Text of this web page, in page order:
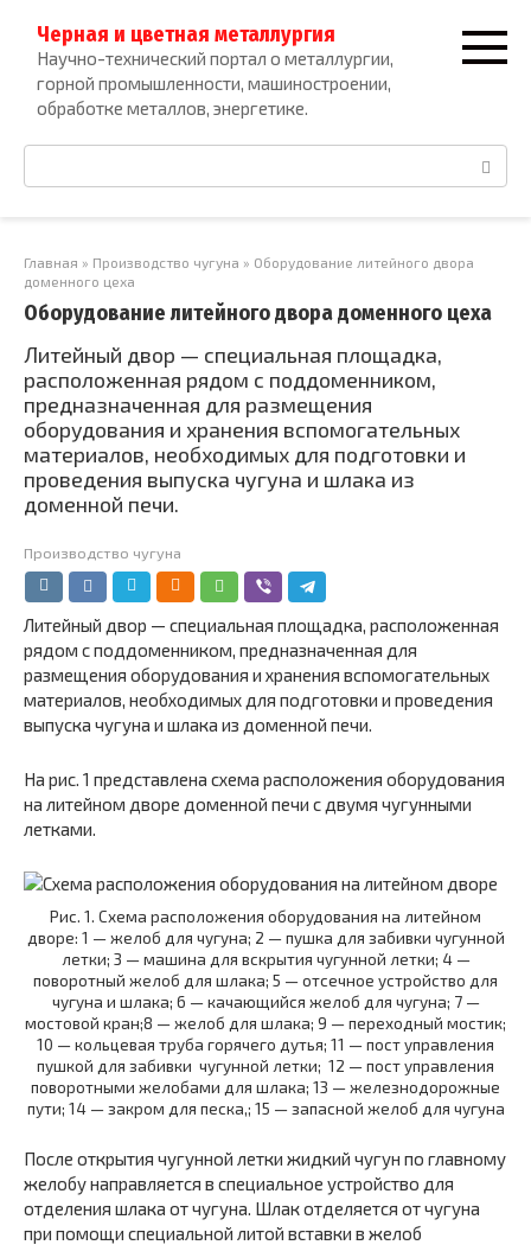
контенту
Черная и цветная металлургия
Научно-технический портал о металлургии,
горной промышленности, машиностроении,
обработке металлов, энергетике.
Поиск:
Главная » Производство чугуна » Оборудование литейного двора
доменного цеха
Оборудование литейного двора доменного цеха
Литейный двор — специальная площадка,
расположенная рядом с поддоменником,
предназначенная для размещения
оборудования и хранения вспомогательных
материалов, необходимых для подготовки и
проведения выпуска чугуна и шлака из
доменной печи.
Производство чугуна
Литейный двор — специальная площадка, расположенная
рядом с поддоменником, предназначенная для
размещения оборудования и хранения вспомогательных
материалов, необходимых для подготовки и проведения
выпуска чугуна и шлака из доменной печи.
На рис. 1 представлена схема расположения оборудования
на литейном дворе доменной печи с двумя чугунными
летками.
Рис. 1. Схема расположения оборудования на литейном
дворе: 1 — желоб для чугуна; 2 — пушка для забивки чугунной
летки; 3 — машина для вскрытия чугунной летки; 4 —
поворотный желоб для шлака; 5 — отсечное устройство для
чугуна и шлака; 6 — качающийся желоб для чугуна; 7 —
мостовой кран;8 — желоб для шлака; 9 — переходный мостик;
10 — кольцевая труба горячего дутья; 11 — пост управления
пушкой для забивки чугунной летки; 12 — пост управления
поворотными желобами для шлака; 13 — железнодорожные
пути; 14 — закром для песка,; 15 — запасной желоб для чугуна
После открытия чугунной летки жидкий чугун по главному
желобу направляется в специальное устройство для
отделения шлака от чугуна. Шлак отделяется от чугуна
при помощи специальной литой вставки в желоб